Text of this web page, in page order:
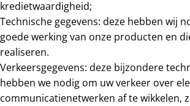
kredietwaardigheid;
Technische gegevens: deze hebben wij
goede werking van onze producten en
realiseren.
Verkeersgegevens: deze bijzondere
hebben we nodig om uw verkeer over
communicatienetwerken af te wikkelen,